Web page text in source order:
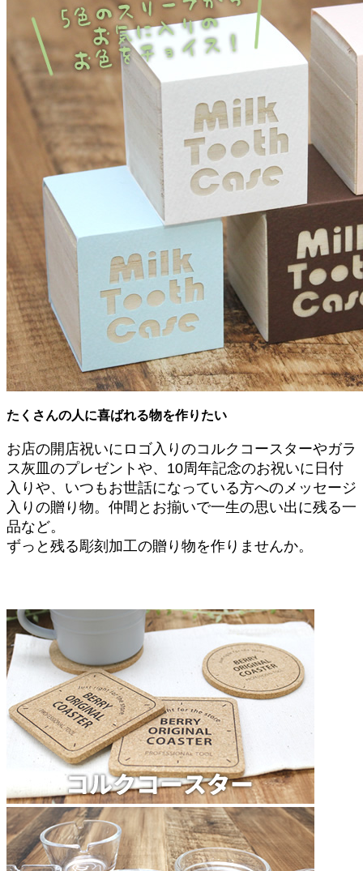
たくさんの人に喜ばれる物を作りたい
お店の開店祝いにロゴ入りのコルクコースターやガラ
ス灰皿のプレゼントや、10周年記念のお祝いに日付
入りや、いつもお世話になっている方へのメッセージ
入りの贈り物。仲間とお揃いで一生の思い出に残る一
品など。
ずっと残る彫刻加工の贈り物を作りませんか。